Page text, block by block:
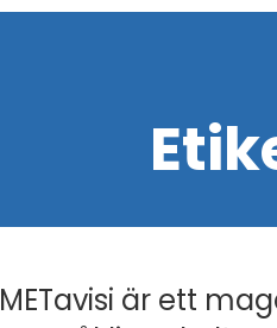
METavisi är ett